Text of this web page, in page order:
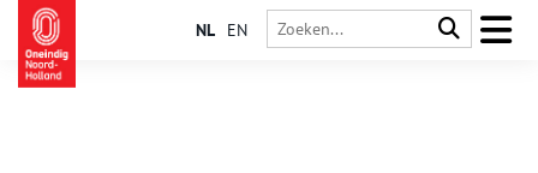
NL EN